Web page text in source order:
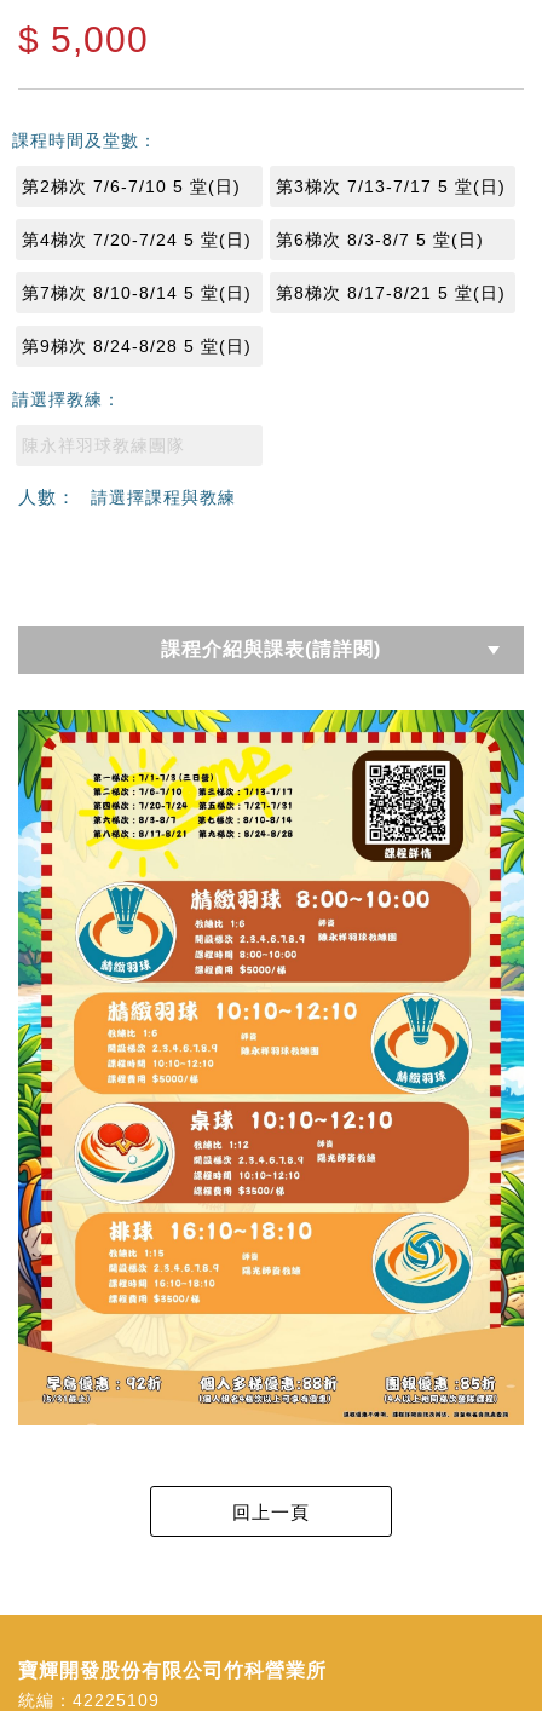
$ 5,000
課程時間及堂數：
第2梯次 7/6-7/10 5 堂(日) 第3梯次 7/13-7/17 5 堂(日)
第4梯次 7/20-7/24 5 堂(日) 第6梯次 8/3-8/7 5 堂(日)
第7梯次 8/10-8/14 5 堂(日) 第8梯次 8/17-8/21 5 堂(日)
第9梯次 8/24-8/28 5 堂(日)
請選擇教練：
陳永祥羽球教練團隊
人數： 請選擇課程與教練
課程介紹與課表(請詳閱)
寶輝開發股份有限公司竹科營業所
統編：42225109